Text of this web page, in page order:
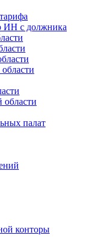
ИН с должника
палат
конторы